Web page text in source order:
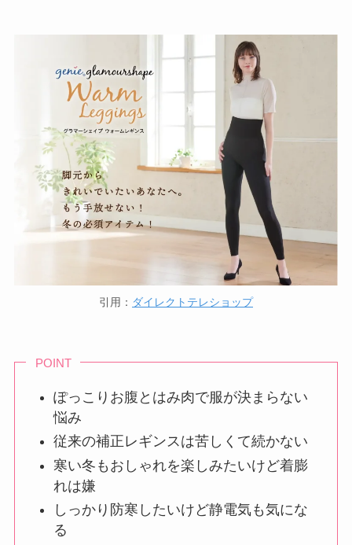
引用： ダイレクトテレショップ
POINT
ぽっこりお腹とはみ肉で服が決まらない
悩み
従来の補正レギンスは苦しくて続かない
寒い冬もおしゃれを楽しみたいけど着膨
れは嫌
しっかり防寒したいけど静電気も気にな
る